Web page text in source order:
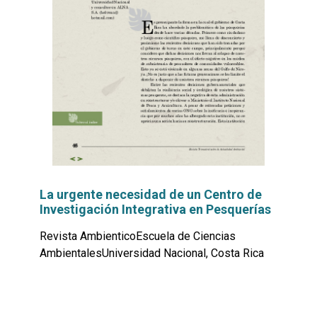
La urgente necesidad de un Centro de
Investigación Integrativa en Pesquerías
Revista AmbienticoEscuela de Ciencias
AmbientalesUniversidad Nacional, Costa Rica